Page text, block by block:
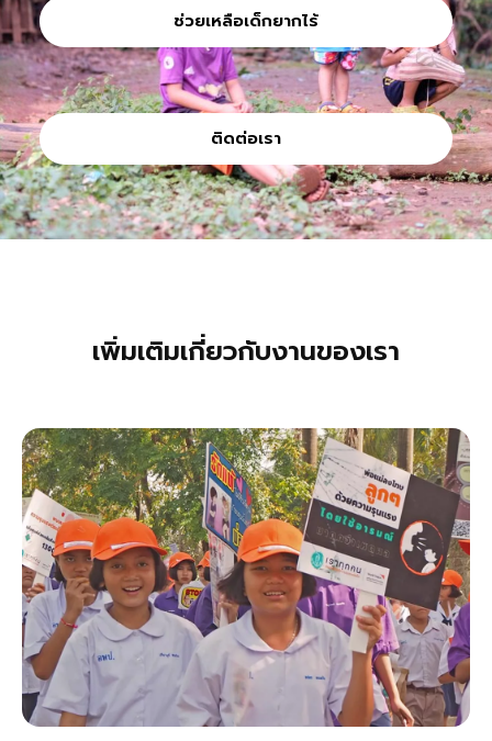
ช่วยเหลือเด็กยากไร้
ติดต่อเรา
เพิ่มเติมเกี่ยวกับงานของเรา